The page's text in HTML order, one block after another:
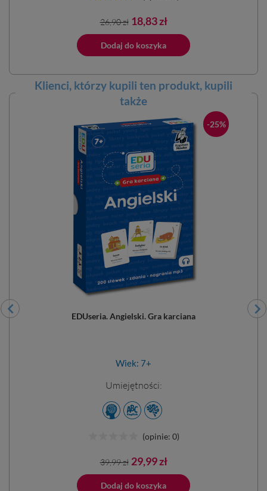
Cena
podstawowa
26,90 zł Cena
18,83 zł
Dodaj do koszyka
Klienci, którzy kupili ten produkt, kupili
także
-25%
EDUseria. Angielski. Gra karciana
Wiek: 7+
Umiejętności:
(opinie: 0)
Cena
podstawowa
39,99 zł Cena
29,99 zł
Dodaj do koszyka